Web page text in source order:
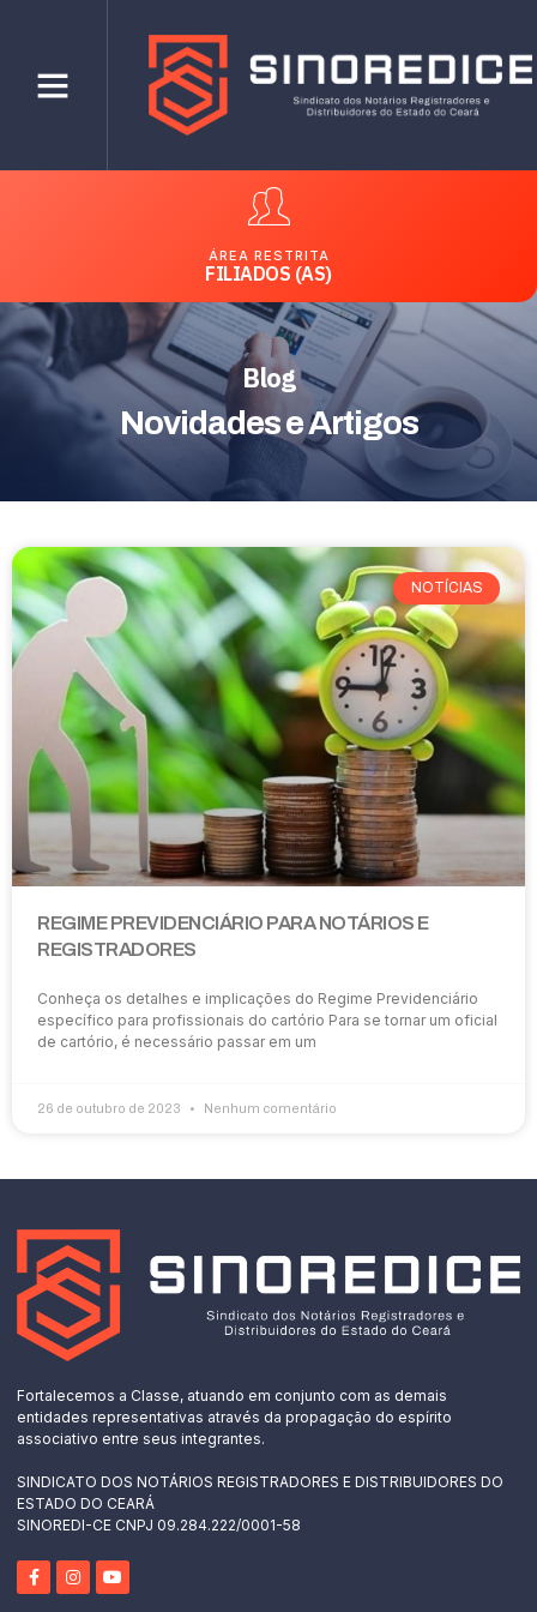
ÁREA RESTRITA
FILIADOS (AS)
Blog
Novidades e Artigos
NOTÍCIAS
REGIME PREVIDENCIÁRIO PARA NOTÁRIOS E
REGISTRADORES
Conheça os detalhes e implicações do Regime Previdenciário
específico para profissionais do cartório Para se tornar um oficial
de cartório, é necessário passar em um
26 de outubro de 2023 Nenhum comentário
Fortalecemos a Classe, atuando em conjunto com as demais
entidades representativas através da propagação do espírito
associativo entre seus integrantes.
SINDICATO DOS NOTÁRIOS REGISTRADORES E DISTRIBUIDORES DO
ESTADO DO CEARÁ
SINOREDI-CE CNPJ 09.284.222/0001-58